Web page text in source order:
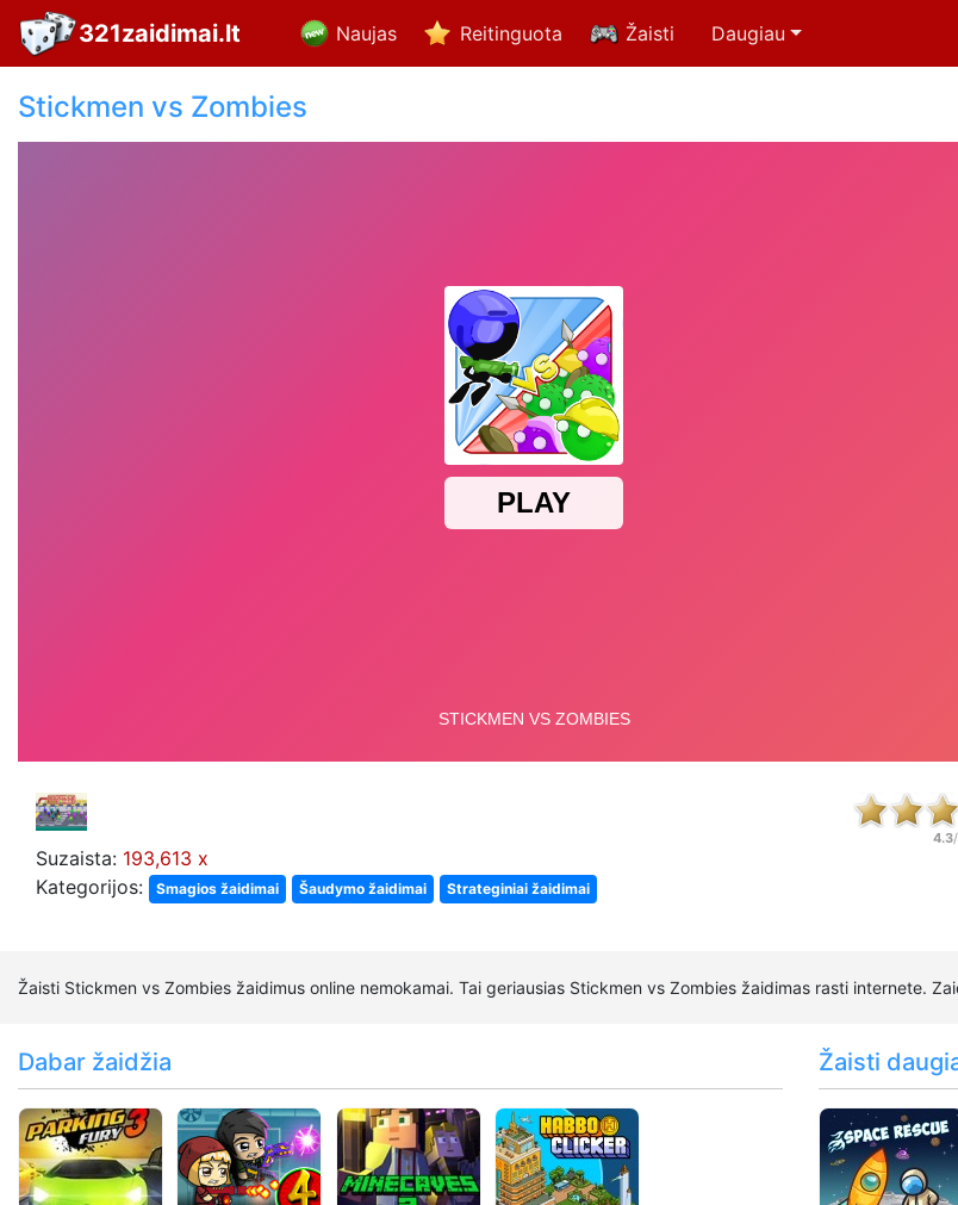
321zaidimai.lt Naujas Reitinguota Žaisti Daugiau
Stickmen vs Zombies
Suzaista: 193,613 x
Kategorijos:
Smagios žaidimai Šaudymo žaidimai Strateginiai žaidimai
4.3
Žaisti Stickmen vs Zombies žaidimus online nemokamai. Tai geriausias Stickmen vs Zombies žaidimas rasti internete.
Dabar žaidžia Žaisti